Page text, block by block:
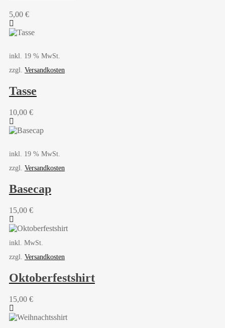
5,00 €
inkl. 19 % MwSt.
zzgl. Versandkosten
Tasse
10,00 €
inkl. 19 % MwSt.
zzgl. Versandkosten
Basecap
15,00 €
inkl. MwSt.
zzgl. Versandkosten
Oktoberfestshirt
15,00 €